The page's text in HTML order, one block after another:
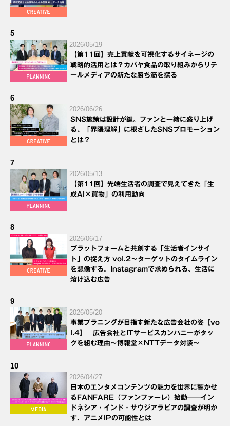
5
2026/05/19
【第11回】売上貢献を可視化するサイネージの
戦略的活用とは？カバヤ食品の取り組みからリテ
ールメディアの新たな勝ち筋を探る
6
2026/06/26
SNS施策は設計が鍵。ファンと一緒に盛り上げ
る、「界隈理解」に根ざしたSNSプロモーション
とは？
7
2026/05/13
【第11回】先端生活者の調査で見えてきた「生
成AI×買物」の利用動向
8
2026/06/17
プラットフォームと共創する「生活者インサイ
ト」の捉え方 vol.2～ターゲットのタイムライン
を想像する。Instagramで求められる、生活に
溶け込む広告
9
2026/05/20
事業プラニングが目指す新たな広告会社の姿【vo
l.4】 広告会社とITサービスカンパニーがタッ
グを組む理由～博報堂×NTTデータ対談～
10
2026/04/27
日本のエンタメコンテンツの魅力を世界に響かせ
るFANFARE（ファンファーレ）始動——イン
ドネシア・インド・サウジアラビアの調査が明か
す、アニメIPの可能性とは